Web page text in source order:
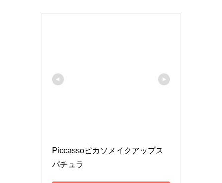
Piccassoピカソメイクアップス
パチュラ